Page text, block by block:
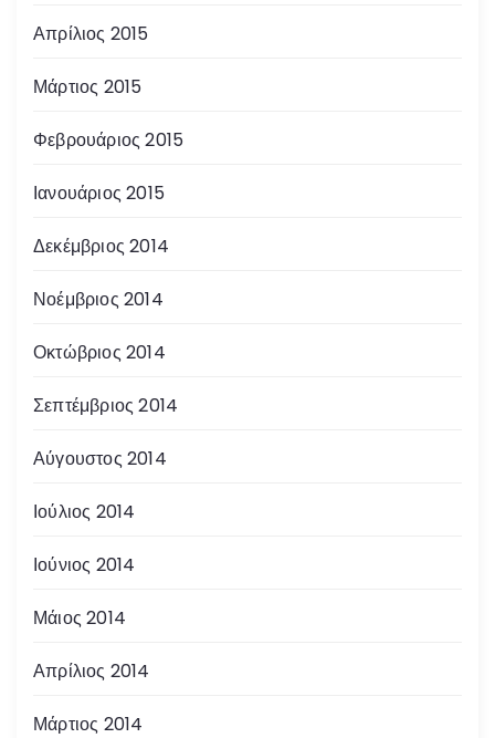
Απρίλιος 2015
Μάρτιος 2015
Φεβρουάριος 2015
Ιανουάριος 2015
Δεκέμβριος 2014
Νοέμβριος 2014
Οκτώβριος 2014
Σεπτέμβριος 2014
Αύγουστος 2014
Ιούλιος 2014
Ιούνιος 2014
Μάιος 2014
Απρίλιος 2014
Μάρτιος 2014